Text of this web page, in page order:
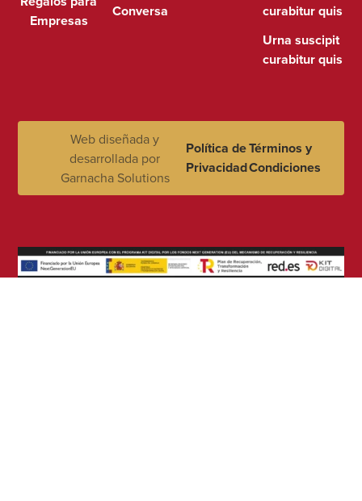
Empresas
Conversa
curabitur quis
Urna suscipit
curabitur quis
Web diseñada y
desarrollada por
Garnacha Solutions
Política de
Privacidad
Términos y
Condiciones